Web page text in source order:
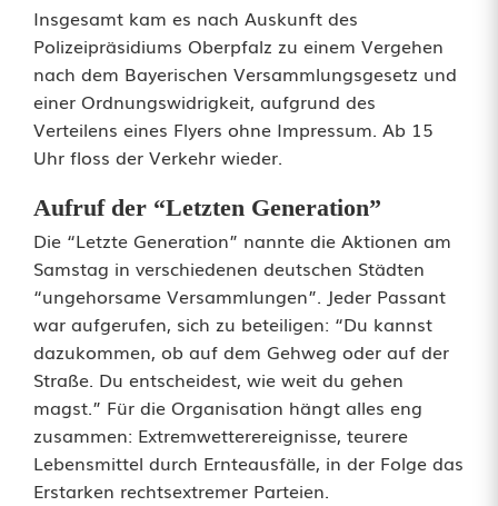
i
v
i
s
t
e
n
b
l
o
c
k
Insgesamt kam es nach Auskunft des
Polizeipräsidiums Oberpfalz zu einem Vergehen
nach dem Bayerischen Versammlungsgesetz und
einer Ordnungswidrigkeit, aufgrund des
Verteilens eines Flyers ohne Impressum. Ab 15
Uhr floss der Verkehr wieder.
Aufruf der “Letzten Generation”
Die “Letzte Generation” nannte die Aktionen am
Samstag in verschiedenen deutschen Städten
“ungehorsame Versammlungen”. Jeder Passant
war aufgerufen, sich zu beteiligen: “Du kannst
dazukommen, ob auf dem Gehweg oder auf der
Straße. Du entscheidest, wie weit du gehen
magst.” Für die Organisation hängt alles eng
zusammen: Extremwetterereignisse, teurere
Lebensmittel durch Ernteausfälle, in der Folge das
Erstarken rechtsextremer Parteien.